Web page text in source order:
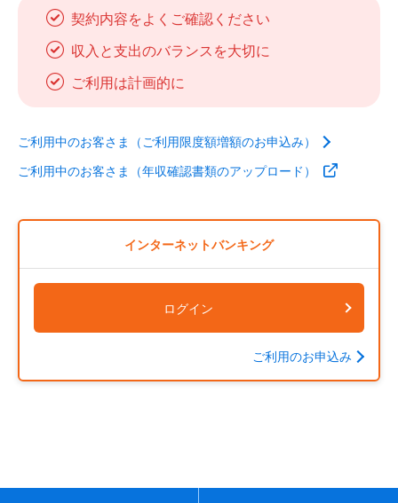
契約内容をよくご確認ください
収入と支出のバランスを大切に
ご利用は計画的に
ご利用中のお客さま（ご利用限度額増額のお申込み）
ご利用中のお客さま（年収確認書類のアップロード）
インターネットバンキング
ログイン
ご利用のお申込み